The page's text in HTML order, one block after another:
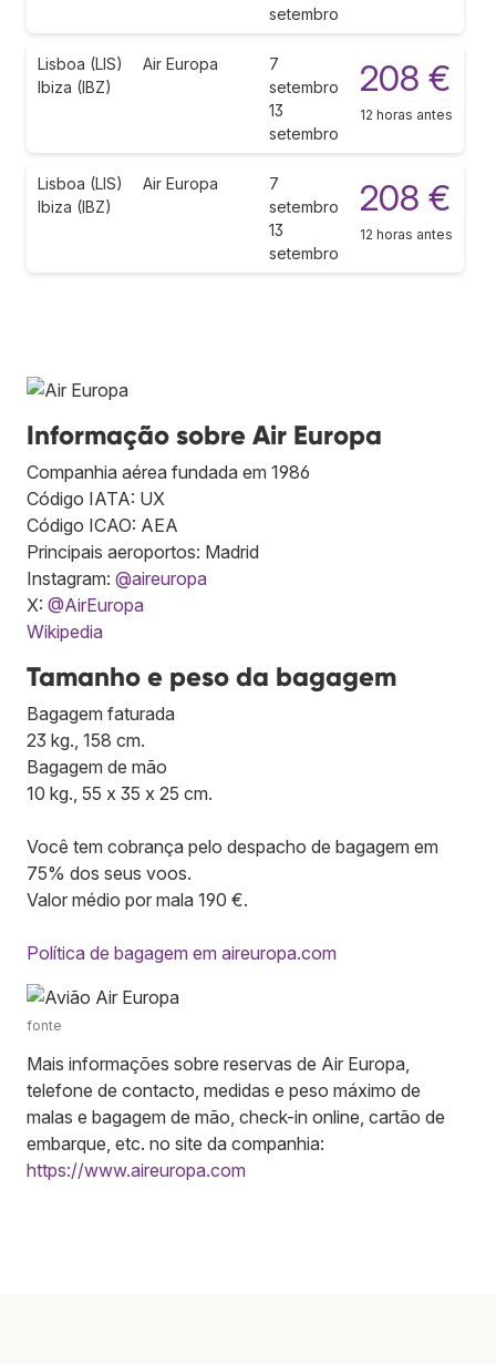
setembro
Lisboa (LIS)
Ibiza (IBZ)
Air Europa
7
setembro
13
setembro
208 €
12 horas antes
Lisboa (LIS)
Ibiza (IBZ)
Air Europa
7
setembro
13
setembro
208 €
12 horas antes
Informação sobre Air Europa
Companhia aérea fundada em 1986
Código IATA: UX
Código ICAO: AEA
Principais aeroportos: Madrid
Instagram: @aireuropa
X: @AirEuropa
Wikipedia
Tamanho e peso da bagagem
Bagagem faturada
23 kg., 158 cm.
Bagagem de mão
10 kg., 55 x 35 x 25 cm.
Você tem cobrança pelo despacho de bagagem em
75% dos seus voos.
Valor médio por mala 190 €.
Política de bagagem em aireuropa.com
fonte
Mais informações sobre reservas de Air Europa,
telefone de contacto, medidas e peso máximo de
malas e bagagem de mão, check-in online, cartão de
embarque, etc. no site da companhia:
https://www.aireuropa.com